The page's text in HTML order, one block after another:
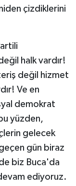
çizdiklerini
halk vardır!
değil hizmet
Ve en
demokrat
yüzden,
gelecek
gün biraz
biz Buca'da
ediyoruz.